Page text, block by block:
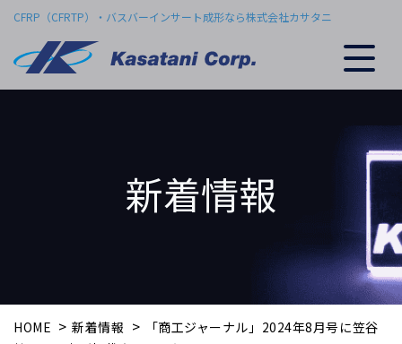
Skip
content
CFRP（CFRTP）・バスバーインサート成形なら株式会社カサタニ
新着情報
HOME > 新着情報 >
「商工ジャーナル」2024年8月号に笠谷